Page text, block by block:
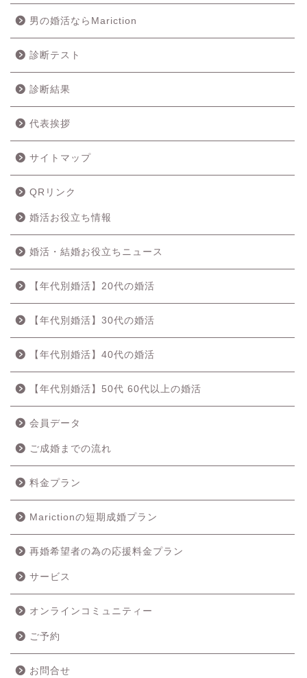
男の婚活ならMariction
診断テスト
診断結果
代表挨拶
サイトマップ
QRリンク
婚活お役立ち情報
婚活・結婚お役立ちニュース
【年代別婚活】20代の婚活
【年代別婚活】30代の婚活
【年代別婚活】40代の婚活
【年代別婚活】50代 60代以上の婚活
会員データ
ご成婚までの流れ
料金プラン
Marictionの短期成婚プラン
再婚希望者の為の応援料金プラン
サービス
オンラインコミュニティー
ご予約
お問合せ